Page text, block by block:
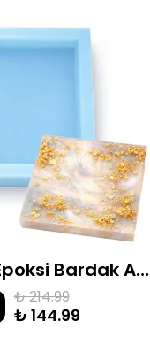
Kare Tekli Epoksi Bardak Altlığı Kalıbı 8,5 x 8,5
₺ 214.99
₺ 144.99